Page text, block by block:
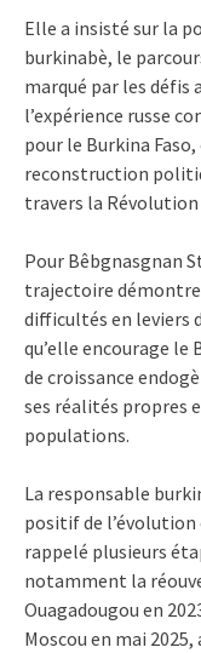
Elle a insisté sur la
burkinabè, le
marqué par les défis
l’expérience russe
pour le Burkina
reconstruction
travers la
Pour Bêbgnasgnan
trajectoire
difficultés en leviers
qu’elle encourage le
de croissance
ses réalités propres
populations.
La responsable
positif de
rappelé plusieurs
notamment la
Ouagadougou en
Moscou en mai